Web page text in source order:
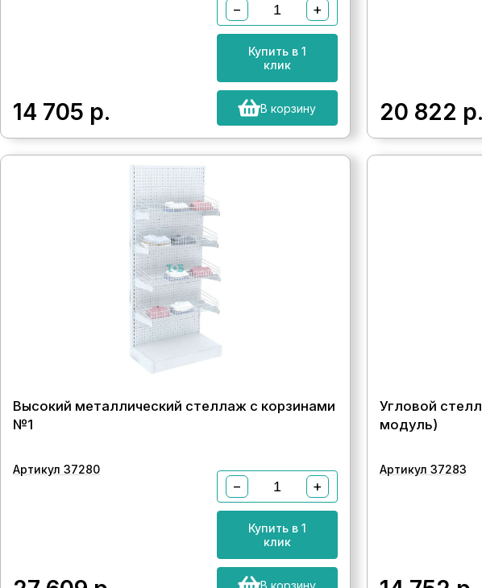
14 705 р.
− +
Купить в 1
клик
В корзину 20 822 р.
Высокий металлический стеллаж с корзинами
№1
Артикул 37280
− +
Купить в 1
клик
В корзину
Угловой
модуль)
Артикул 37283